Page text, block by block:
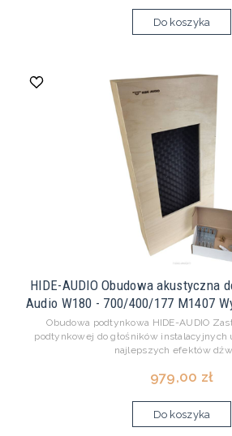
Do koszyka
HIDE-AUDIO Obudowa akustyczna
Audio W180 - 700/400/177 M1407
Obudowa podtynkowa HIDE-AUDIO
podtynkowej do głośników
najlepszych efektów
979,00 zł
Do koszyka